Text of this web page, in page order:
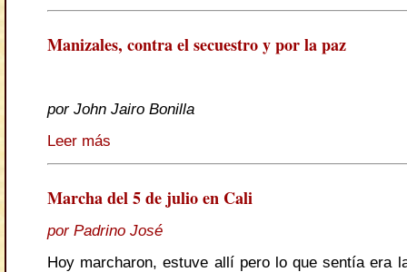
Manizales, contra el secuestro y por la paz
por John Jairo Bonilla
Leer más
Marcha del 5 de julio en Cali
por Padrino José
Hoy marcharon, estuve allí pero lo que sentía era